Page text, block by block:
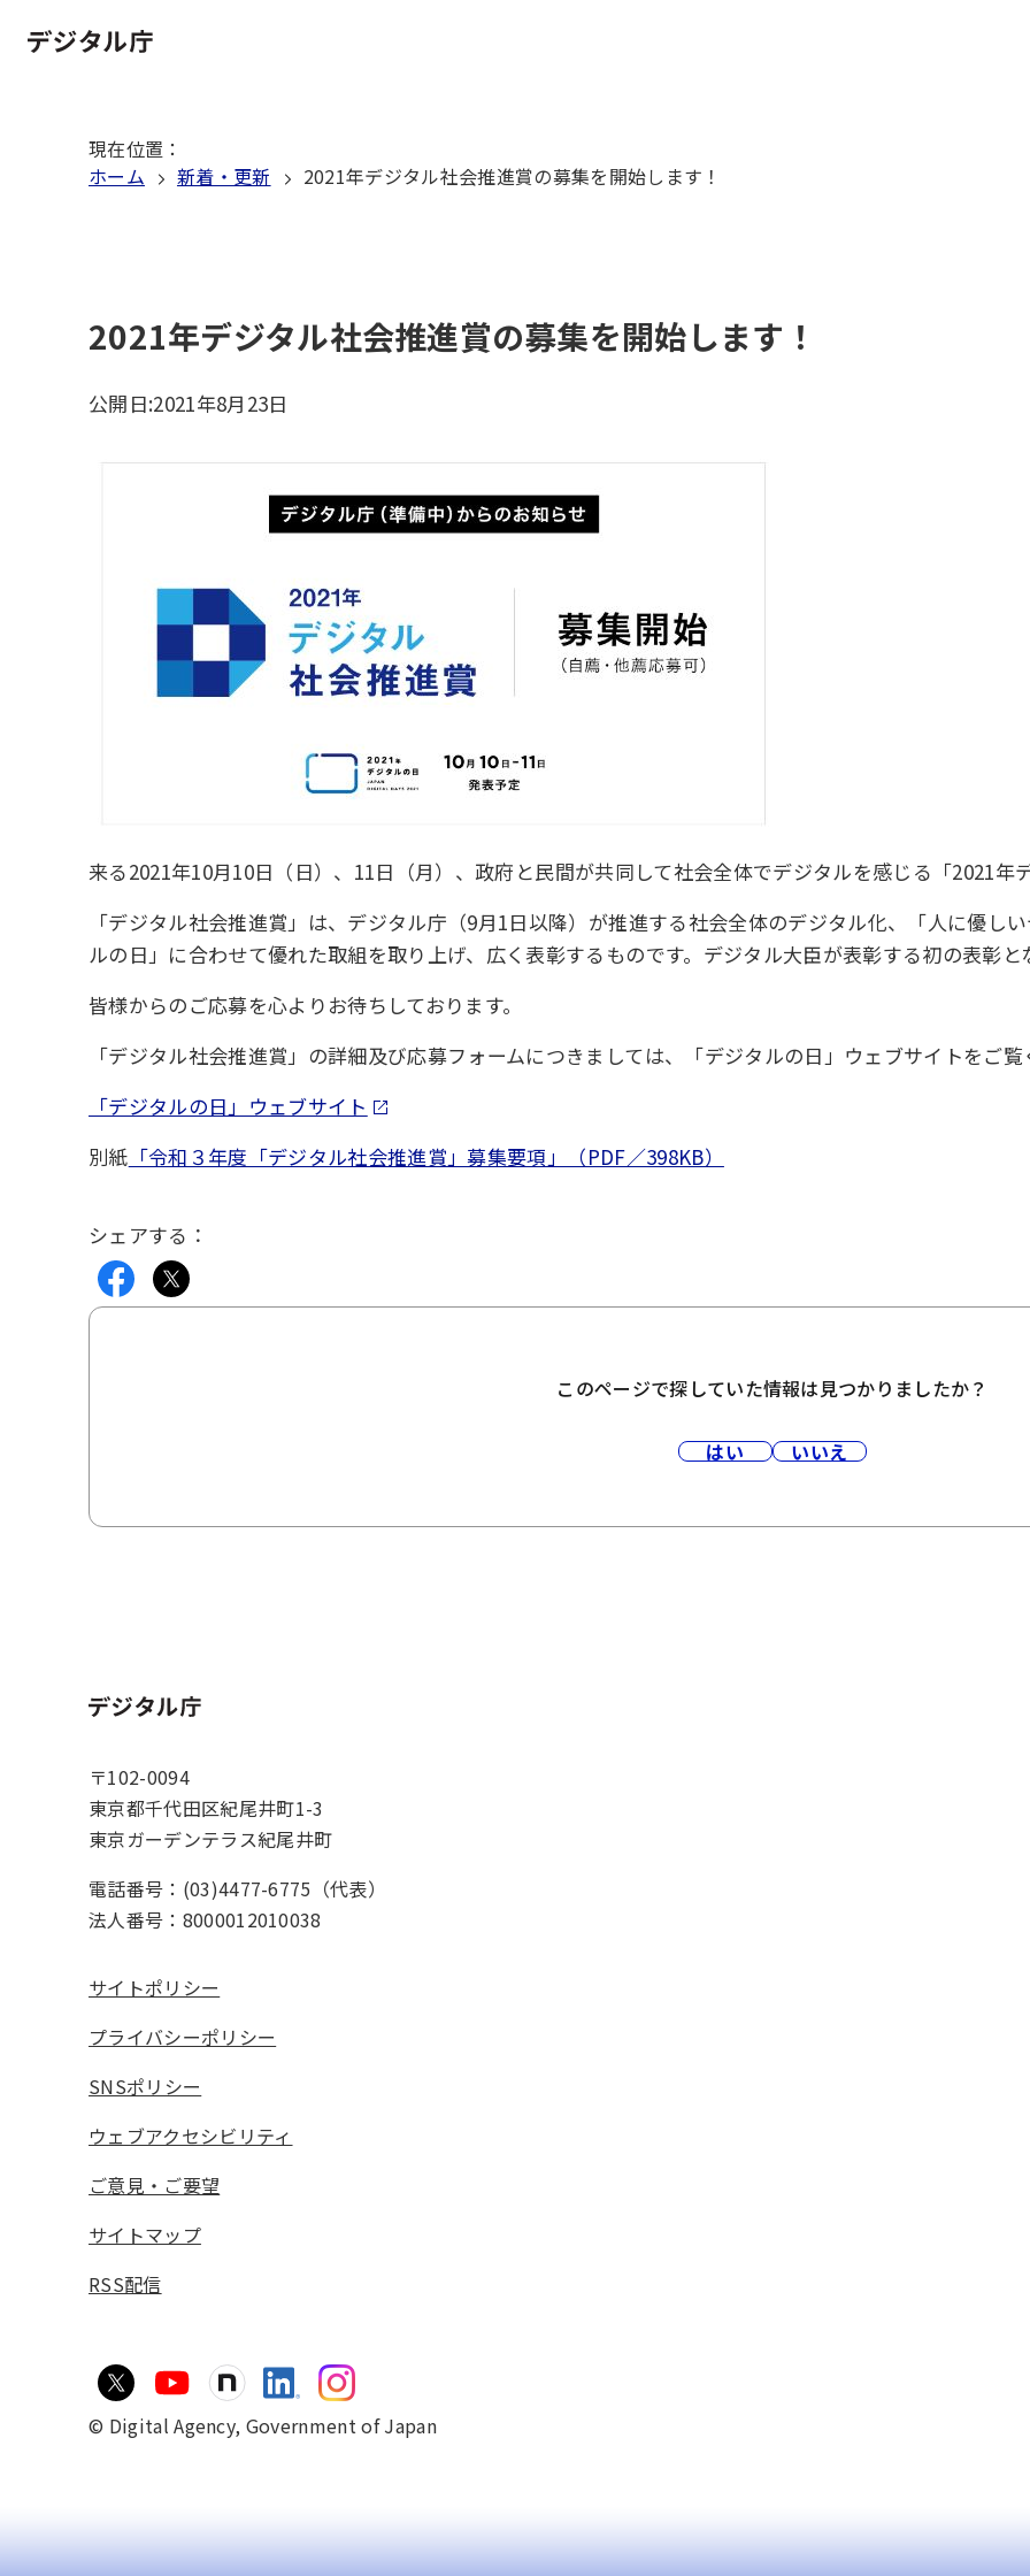
文
現在位置 ：
ホーム
新着・更新 2021年デジタル社会推進賞の募集を開始します！
2021年デジタル社会推進賞の募集を開始します！
公開日:2021年8月23日
来る2021年10月10日（日）、11日（月）、政府と民間が共同して社会全体でデジタルを感じる「2021年
「デジタル社会推進賞」は、デジタル庁（9月1日以降）が推進する社会全体のデジタル化、「人に優し
ルの日」に合わせて優れた取組を取り上げ、広く表彰するものです。デジタル大臣が表彰する初の表彰と
皆様からのご応募を心よりお待ちしております。
「デジタル社会推進賞」の詳細及び応募フォームにつきましては、「デジタルの日」ウェブサイトをご覧
「デジタルの日」ウェブサイト
別紙 「令和３年度「デジタル社会推進賞」募集要項」（PDF／398KB）
シェアする：
このページで探していた情報は見つかりましたか？
はい いいえ
ホーム
〒102-0094
東京都千代田区紀尾井町1-3
東京ガーデンテラス紀尾井町
電話番号：(03)4477-6775（代表）
法人番号：8000012010038
サイトポリシー
プライバシーポリシー
SNSポリシー
ウェブアクセシビリティ
ご意見・ご要望
サイトマップ
RSS配信
© Digital Agency, Government of Japan